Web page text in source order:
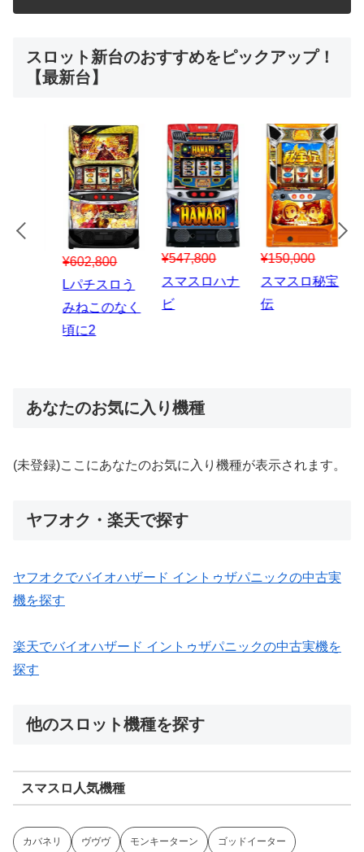
スロット新台のおすすめをピックアップ！
【最新台】
¥547,800
スマスロハナ
ビ
¥150,000
スマスロ秘宝
伝
¥1,867,800
Lパチスロ 炎
炎ノ消防隊2
あなたのお気に入り機種
(未登録)ここにあなたのお気に入り機種が表示されます。
ヤフオク・楽天で探す
ヤフオクでバイオハザード イントゥザパニックの中古実
機を探す
楽天でバイオハザード イントゥザパニックの中古実機を
探す
他のスロット機種を探す
スマスロ人気機種
カバネリ ヴヴヴ モンキーターン ゴッドイーター